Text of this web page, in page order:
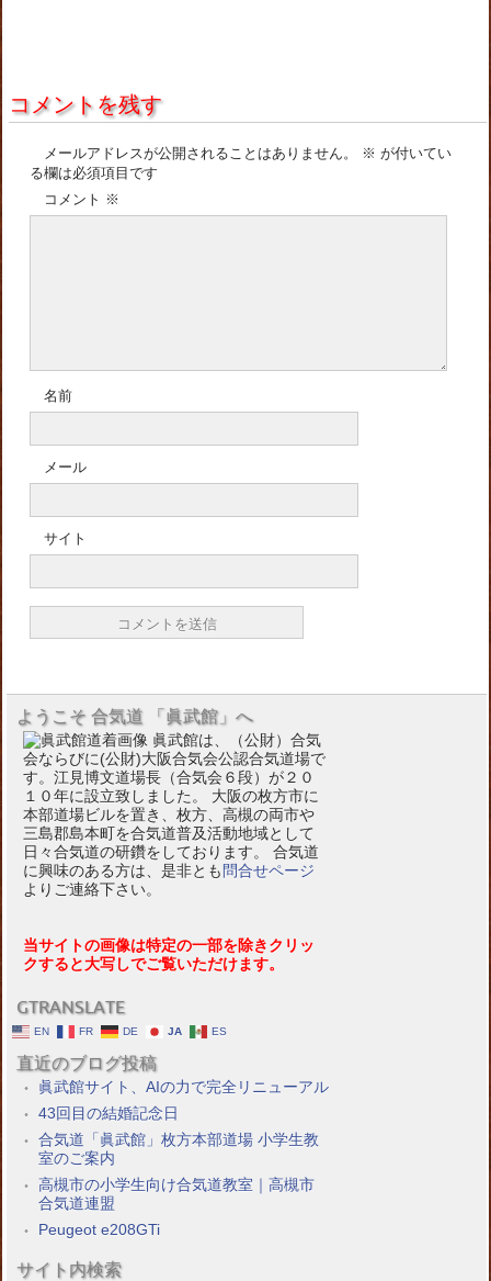
コメントを残す
メールアドレスが公開されることはありません。 ※ が付いてい
る欄は必須項目です
コメント ※
名前
メール
サイト
ようこそ 合気道 「眞武館」へ
眞武館は、（公財）合気
会ならびに(公財)大阪合気会公認合気道場で
す。江見博文道場長（合気会６段）が２０
１０年に設立致しました。 大阪の枚方市に
本部道場ビルを置き、枚方、高槻の両市や
三島郡島本町を合気道普及活動地域として
日々合気道の研鑽をしております。 合気道
に興味のある方は、是非とも 問合せページ
よりご連絡下さい。
当サイトの画像は特定の一部を除きクリッ
クすると大写しでご覧いただけます。
GTRANSLATE
EN FR DE JA ES
直近のブログ投稿
眞武館サイト、AIの力で完全リニューアル
43回目の結婚記念日
合気道「眞武館」枚方本部道場 小学生教
室のご案内
高槻市の小学生向け合気道教室｜高槻市
合気道連盟
Peugeot e208GTi
サイト内検索